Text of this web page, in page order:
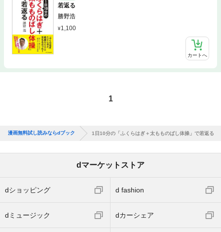
若返る
勝野浩
1,100
カートへ
1
漫画無料試し読みならdブック 1日10分の「ふくらはぎ＋太もものばし体操」で若返る
dマーケットストア
dショッピング d fashion
dミュージック dカーシェア